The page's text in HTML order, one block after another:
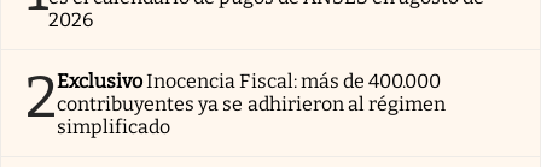
2026
2ExclusivoInocencia Fiscal: más de 400.000
contribuyentes ya se adhirieron al régimen
simplificado